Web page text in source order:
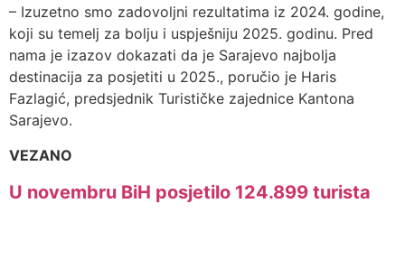
– Izuzetno smo zadovoljni rezultatima iz 2024. godine,
koji su temelj za bolju i uspješniju 2025. godinu. Pred
nama je izazov dokazati da je Sarajevo najbolja
destinacija za posjetiti u 2025., poručio je Haris
Fazlagić, predsjednik Turističke zajednice Kantona
Sarajevo.
VEZANO
U novembru BiH posjetilo 124.899 turista